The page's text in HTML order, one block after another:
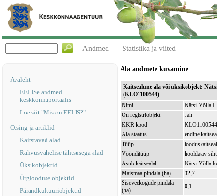
Andmed Statistika ja viited
Avaleht
EELISe andmed
keskkonnaportaalis
Loe siit "Mis on EELIS?"
Otsing ja artiklid
Kaitstavad alad
Rahvusvahelise tähtsusega alad
Üksikobjektid
Ürglooduse objektid
Pärandkultuuriobjektid
Ala andmete kuvamine
Kaitsealune ala või üksikobjekt:
(KLO1100544)
Nimi
Nätsi-Võlla
On registriobjekt
Jah
KKR kood
KLO1100544
Ala staatus
endine
Tüüp
Vöönditüüp
hooldatav
Asub kaitsealal
Nätsi-Võlla
Maismaa pindala (ha)
32,7
Siseveekogude pindala
(ha)
0,1